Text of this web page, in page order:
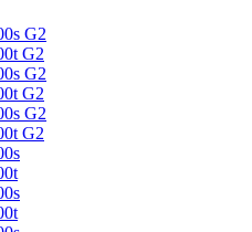
G2
G2
G2
G2
G2
G2